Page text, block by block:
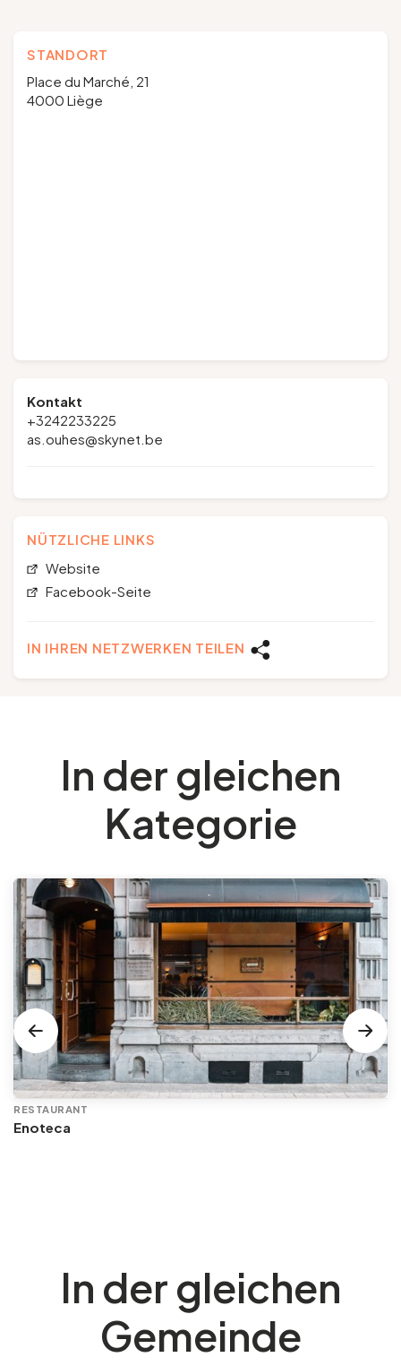
STANDORT
Place du Marché, 21
4000 Liège
Kontakt
+3242233225
as.ouhes@skynet.be
NÜTZLICHE LINKS
Website
Facebook-Seite
IN IHREN NETZWERKEN TEILEN
In der gleichen
Kategorie
RESTAURANT
Enoteca
In der gleichen
Gemeinde